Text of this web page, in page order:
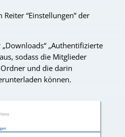
Reiter “Einstellungen” der
„Authentifizierte
sodass die Mitglieder
und die darin
können.